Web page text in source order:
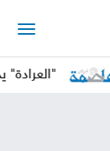
يدعو